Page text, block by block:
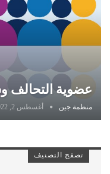
عضوية التحالف
منظمة جين أغسطس 2, 2022
تصفح التصنيف